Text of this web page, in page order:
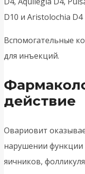
D10 и Aristolochia D4
Вспомогательные
для инъекций.
действие
Овариовит
нарушении функции
яичников,